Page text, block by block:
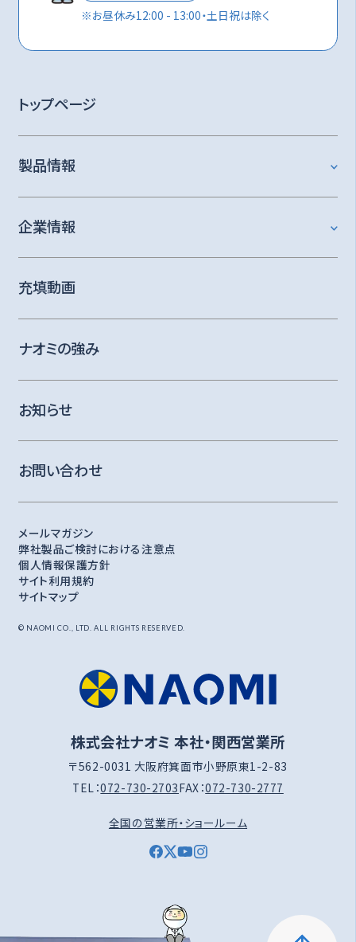
※お昼休み12:00 - 13:00・土日祝は除く
トップページ
製品情報
企業情報
充填動画
ナオミの強み
お知らせ
お問い合わせ
メールマガジン
弊社製品ご検討における注意点
個人情報保護方針
サイト利用規約
サイトマップ
© NAOMI CO., LTD. ALL RIGHTS RESERVED.
株式会社ナオミ 本社・関西営業所
〒562-0031 大阪府箕面市小野原東1-2-83
TEL：072-730-2703FAX：072-730-2777
全国の営業所・ショールーム